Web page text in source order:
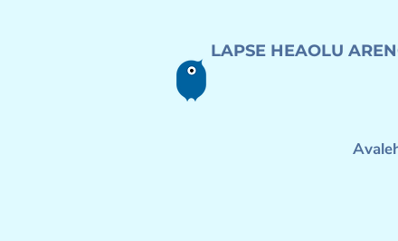
LAPSE HEAOLU